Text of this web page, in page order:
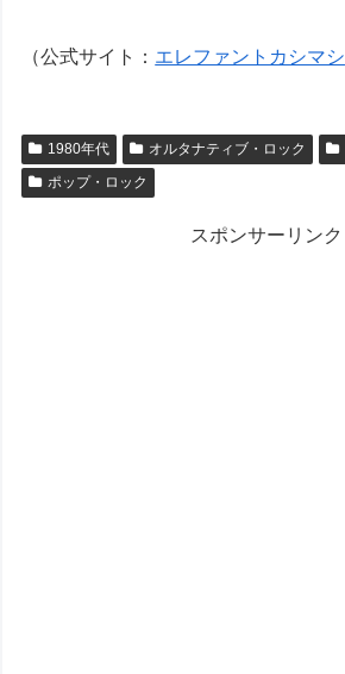
（公式サイト： エレファントカシマシ
1980年代 オルタナティブ・ロック
ポップ・ロック
スポンサーリンク